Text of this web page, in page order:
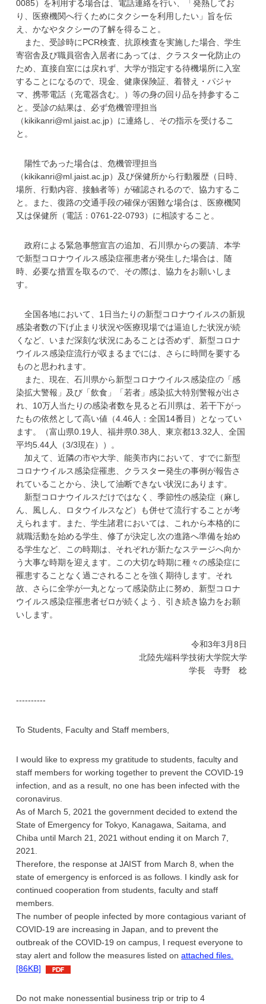
0085）を利用する場合は、電話連絡を行い、「発熱してお
り、医療機関へ行くためにタクシーを利用したい」旨を伝
え、かなやタクシーの了解を得ること。
また、受診時にPCR検査、抗原検査を実施した場合、学生
寄宿舎及び職員宿舎入居者にあっては、クラスター化防止の
ため、直接自室には戻れず、大学が指定する待機場所に入室
することになるので、現金、健康保険証、着替え・パジャ
マ、携帯電話（充電器含む。）等の身の回り品を持参するこ
と。受診の結果は、必ず危機管理担当
（kikikanri@ml.jaist.ac.jp）に連絡し、その指示を受けるこ
と。
陽性であった場合は、危機管理担当
（kikikanri@ml.jaist.ac.jp）及び保健所から行動履歴（日時、
場所、行動内容、接触者等）が確認されるので、協力するこ
と。また、復路の交通手段の確保が困難な場合は、医療機関
又は保健所（電話：0761-22-0793）に相談すること。
政府による緊急事態宣言の追加、石川県からの要請、本学
で新型コロナウイルス感染症罹患者が発生した場合は、随
時、必要な措置を取るので、その際は、協力をお願いしま
す。
全国各地において、1日当たりの新型コロナウイルスの新規
感染者数の下げ止まり状況や医療現場では逼迫した状況が続
くなど、いまだ深刻な状況にあることは否めず、新型コロナ
ウイルス感染症流行が収まるまでには、さらに時間を要する
ものと思われます。
また、現在、石川県から新型コロナウイルス感染症の「感
染拡大警報」及び「飲食」「若者」感染拡大特別警報が出さ
れ、10万人当たりの感染者数を見ると石川県は、若干下がっ
たもの依然として高い値（4.46人：全国14番目）となってい
ます。（富山県0.19人、福井県0.38人、東京都13.32人、全国
平均5.44人（3/3現在））。
加えて、近隣の市や大学、能美市内において、すでに新型
コロナウイルス感染症罹患、クラスター発生の事例が報告さ
れていることから、決して油断できない状況にあります。
新型コロナウイルスだけではなく、季節性の感染症（麻し
ん、風しん、ロタウイルスなど）も併せて流行することが考
えられます。また、学生諸君においては、これから本格的に
就職活動を始める学生、修了が決定し次の進路へ準備を始め
る学生など、この時期は、それぞれが新たなステージへ向か
う大事な時期を迎えます。この大切な時期に種々の感染症に
罹患することなく過ごされることを強く期待します。それ
故、さらに全学が一丸となって感染防止に努め、新型コロナ
ウイルス感染症罹患者ゼロが続くよう、引き続き協力をお願
いします。
令和3年3月8日
北陸先端科学技術大学院大学
学長 寺野 稔
----------
To Students, Faculty and Staff members,
I would like to express my gratitude to students, faculty and
staff members for working together to prevent the COVID-19
infection, and as a result, no one has been infected with the
coronavirus.
As of March 5, 2021 the government decided to extend the
State of Emergency for Tokyo, Kanagawa, Saitama, and
Chiba until March 21, 2021 without ending it on March 7,
2021.
Therefore, the response at JAIST from March 8, when the
state of emergency is enforced is as follows. I kindly ask for
continued cooperation from students, faculty and staff
members.
The number of people infected by more contagious variant of
COVID-19 are increasing in Japan, and to prevent the
outbreak of the COVID-19 on campus, I request everyone to
stay alert and follow the measures listed onattached files.
[86KB]
Do not make nonessential business trip or trip to 4